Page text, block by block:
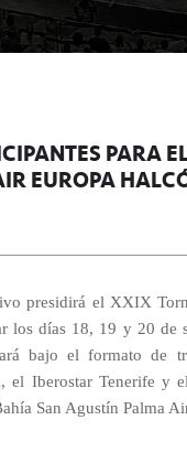
PARA
EUROPA
presidirá el XXIX
los días 18, 19 y 20 de
bajo el formato de
el Iberostar Tenerife y
San Agustín Palma